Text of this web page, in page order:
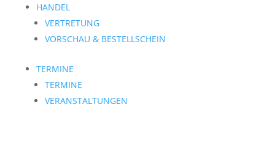
HANDEL
VERTRETUNG
VORSCHAU & BESTELLSCHEIN
TERMINE
TERMINE
VERANSTALTUNGEN